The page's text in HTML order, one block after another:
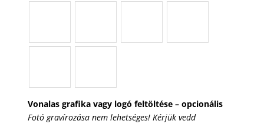
Vonalas grafika vagy logó feltöltése – opcionális
Fotó gravírozása nem lehetséges! Kérjük vedd